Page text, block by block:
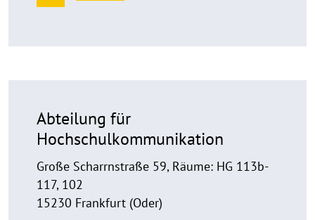
Abteilung für
Hochschulkommunikation
Große Scharrnstraße 59, Räume: HG 113b-
117, 102
15230 Frankfurt (Oder)